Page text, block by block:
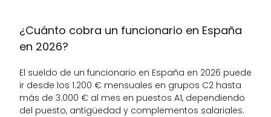
¿Cuánto cobra un funcionario en España
en 2026?
El sueldo de un funcionario en España en 2026 puede
ir desde los 1.200 € mensuales en grupos C2 hasta
más de 3.000 € al mes en puestos A1, dependiendo
del puesto, antigüedad y complementos salariales.